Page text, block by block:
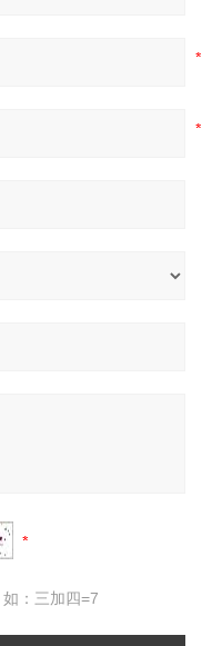
：三加四=7